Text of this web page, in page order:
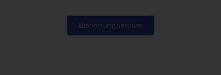
Bewertung senden